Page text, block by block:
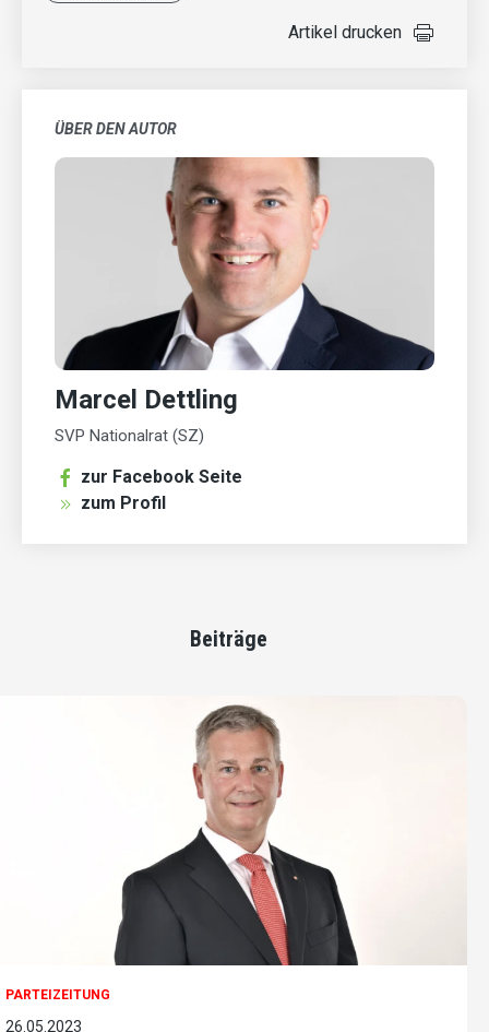
Artikel drucken
ÜBER DEN AUTOR
Marcel Dettling
SVP Nationalrat (SZ)
zur Facebook Seite
zum Profil
Beiträge
PARTEIZEITUNG
26.05.2023